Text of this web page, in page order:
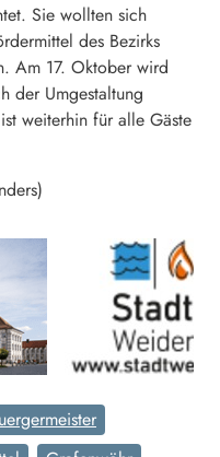
Sie wollten sich
des Bezirks
Am 17. Oktober wird
der Umgestaltung
weiterhin für alle Gäste